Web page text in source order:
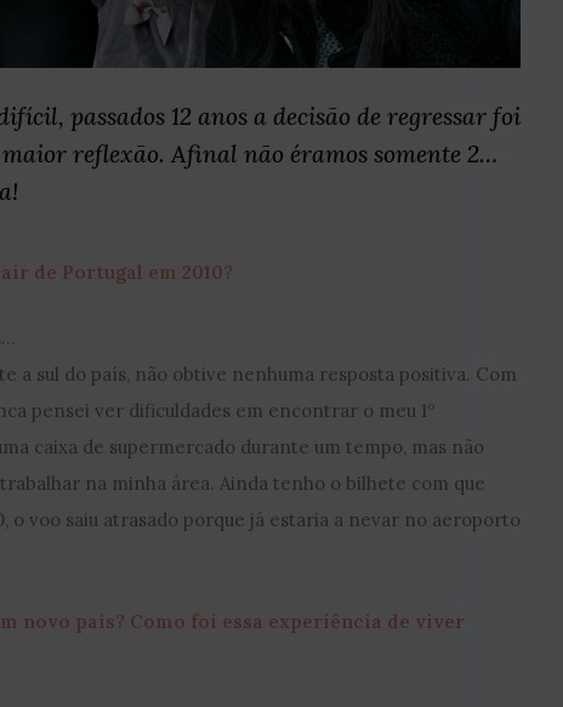
passados 12 anos a decisão de regressar foi
reflexão. Afinal não éramos somente 2…
de Portugal em 2010?
a sul do país, não obtive nenhuma resposta positiva. Com
pensei ver dificuldades em encontrar o meu 1º
caixa de supermercado durante um tempo, mas não
na minha área. Ainda tenho o bilhete com que
o voo saiu atrasado porque já estaria a nevar no aeroporto
novo país? Como foi essa experiência de viver